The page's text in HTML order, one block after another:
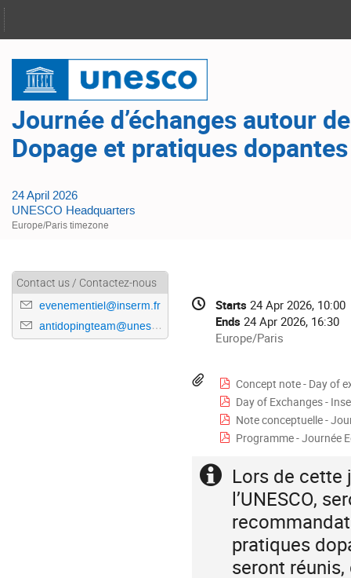
Journée d’échanges autour
Dopage et pratiques
24 April 2026
UNESCO Headquarters
Europe/Paris timezone
Contact us / Contactez-nous
evenementiel@inserm.fr
antidopingteam@unesco.org
Conference
information
Date/Time
Starts 24 Apr 2026, 10:00
Ends 24 Apr 2026, 16:30
All
in
Europe/Paris
Europe/Paris
Materials
Concept note - Day of
Day of Exchanges - Inserm
Note conceptuelle - Journée
Programme - Journée Echanges
Extra
information
Lors de cette
l’UNESCO,
pratiques
seront